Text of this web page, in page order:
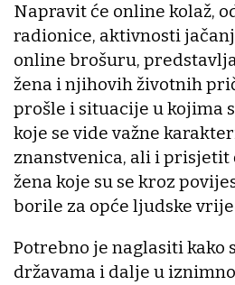
Napravit će online kolaž,
radionice, aktivnosti
online brošuru,
žena i njihovih životnih
prošle i situacije u kojima
koje se vide važne
znanstvenica, ali i prisjetit
žena koje su se kroz
borile za opće ljudske
Potrebno je naglasiti kako
državama i dalje u